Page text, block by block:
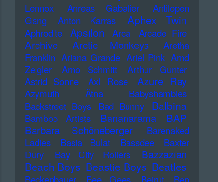
Lennox
Anreas Gabalier
Antilopen
Gang
Anton Karras Aphex Twin
Aphrodite Apsilon Arca Arcade Fire
Archive Arctic Monkeys
Aretha
Franklin Ariana Grande Ariel Pink Arnd
Zeigler
Arno Schmitt
Arthur Gunter
Astrid Sonne
Axl Rose Azure Ray
Azymuth Ätna
Babyshambles
Backstreet Boys
Bad Bunny Balbina
Bamboo Artists Bananarama
BAP
Barbara Schöneberger
Barenaked
Ladies
Basia Bulat Bassdee
Baxter
Dury
Bay City Rollers Bazzazian
Beach Boys Beastie Boys Beatles
Beckenbauer Bee Gees Beirut
Ben